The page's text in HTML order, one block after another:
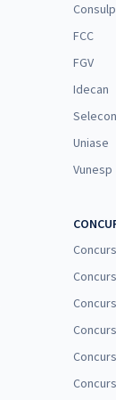
FCC
FGV
Idecan
Selecon
Uniase
Vunesp